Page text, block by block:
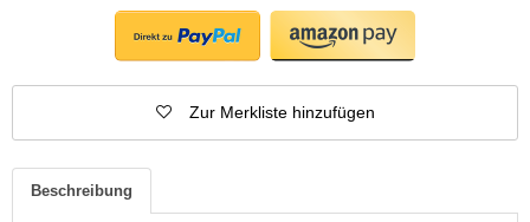
Zur Merkliste hinzufügen
Beschreibung